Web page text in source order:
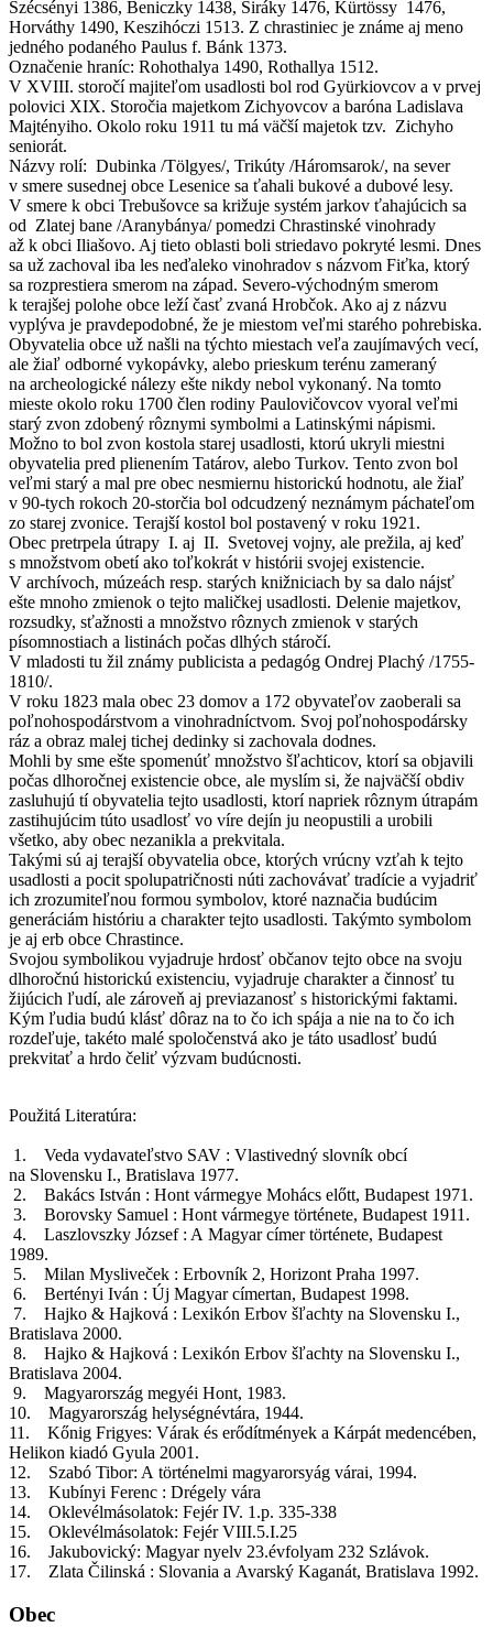
Szécsényi 1386, Beniczky 1438, Siráky 1476, Kürtössy 1476,
Horváthy 1490, Keszihóczi 1513. Z chrastiniec je známe aj meno
jedného podaného Paulus f. Bánk 1373.
Označenie hraníc: Rohothalya 1490, Rothallya 1512.
V XVIII. storočí majiteľom usadlosti bol rod Gyürkiovcov a v prvej
polovici XIX. Storočia majetkom Zichyovcov a baróna Ladislava
Majtényiho. Okolo roku 1911 tu má väčší majetok tzv. Zichyho
seniorát.
Názvy rolí: Dubinka /Tölgyes/, Trikúty /Háromsarok/, na sever
v smere susednej obce Lesenice sa ťahali bukové a dubové lesy.
V smere k obci Trebušovce sa križuje systém jarkov ťahajúcich sa
od Zlatej bane /Aranybánya/ pomedzi Chrastinské vinohrady
až k obci Iliašovo. Aj tieto oblasti boli striedavo pokryté lesmi. Dnes
sa už zachoval iba les neďaleko vinohradov s názvom Fiťka, ktorý
sa rozprestiera smerom na západ. Severo-východným smerom
k terajšej polohe obce leží časť zvaná Hrobčok. Ako aj z názvu
vyplýva je pravdepodobné, že je miestom veľmi starého pohrebiska.
Obyvatelia obce už našli na týchto miestach veľa zaujímavých vecí,
ale žiaľ odborné vykopávky, alebo prieskum terénu zameraný
na archeologické nálezy ešte nikdy nebol vykonaný. Na tomto
mieste okolo roku 1700 člen rodiny Paulovičovcov vyoral veľmi
starý zvon zdobený rôznymi symbolmi a Latinskými nápismi.
Možno to bol zvon kostola starej usadlosti, ktorú ukryli miestni
obyvatelia pred plienením Tatárov, alebo Turkov. Tento zvon bol
veľmi starý a mal pre obec nesmiernu historickú hodnotu, ale žiaľ
v 90-tych rokoch 20-storčia bol odcudzený neznámym páchateľom
zo starej zvonice. Terajší kostol bol postavený v roku 1921.
Obec pretrpela útrapy I. aj II. Svetovej vojny, ale prežila, aj keď
s množstvom obetí ako toľkokrát v histórii svojej existencie.
V archívoch, múzeách resp. starých knižniciach by sa dalo nájsť
ešte mnoho zmienok o tejto maličkej usadlosti. Delenie majetkov,
rozsudky, sťažnosti a množstvo rôznych zmienok v starých
písomnostiach a listinách počas dlhých stáročí.
V mladosti tu žil známy publicista a pedagóg Ondrej Plachý /1755-
1810/.
V roku 1823 mala obec 23 domov a 172 obyvateľov zaoberali sa
poľnohospodárstvom a vinohradníctvom. Svoj poľnohospodársky
ráz a obraz malej tichej dedinky si zachovala dodnes.
Mohli by sme ešte spomenúť množstvo šľachticov, ktorí sa objavili
počas dlhoročnej existencie obce, ale myslím si, že najväčší obdiv
zasluhujú tí obyvatelia tejto usadlosti, ktorí napriek rôznym útrapám
zastihujúcim túto usadlosť vo víre dejín ju neopustili a urobili
všetko, aby obec nezanikla a prekvitala.
Takými sú aj terajší obyvatelia obce, ktorých vrúcny vzťah k tejto
usadlosti a pocit spolupatričnosti núti zachovávať tradície a vyjadriť
ich zrozumiteľnou formou symbolov, ktoré naznačia budúcim
generáciám históriu a charakter tejto usadlosti. Takýmto symbolom
je aj erb obce Chrastince.
Svojou symbolikou vyjadruje hrdosť občanov tejto obce na svoju
dlhoročnú historickú existenciu, vyjadruje charakter a činnosť tu
žijúcich ľudí, ale zároveň aj previazanosť s historickými faktami.
Kým ľudia budú klásť dôraz na to čo ich spája a nie na to čo ich
rozdeľuje, takéto malé spoločenstvá ako je táto usadlosť budú
prekvitať a hrdo čeliť výzvam budúcnosti.
Použitá Literatúra:
1. Veda vydavateľstvo SAV : Vlastivedný slovník obcí
na Slovensku I., Bratislava 1977.
2. Bakács István : Hont vármegye Mohács előtt, Budapest 1971.
3. Borovsky Samuel : Hont vármegye története, Budapest 1911.
4. Laszlovszky József : A Magyar címer története, Budapest
1989.
5. Milan Mysliveček : Erbovník 2, Horizont Praha 1997.
6. Bertényi Iván : Új Magyar címertan, Budapest 1998.
7. Hajko & Hajková : Lexikón Erbov šľachty na Slovensku I.,
Bratislava 2000.
8. Hajko & Hajková : Lexikón Erbov šľachty na Slovensku I.,
Bratislava 2004.
9. Magyarország megyéi Hont, 1983.
10. Magyarország helységnévtára, 1944.
11. Kőnig Frigyes: Várak és erődítmények a Kárpát medencében,
Helikon kiadó Gyula 2001.
12. Szabó Tibor: A történelmi magyarorsyág várai, 1994.
13. Kubínyi Ferenc : Drégely vára
14. Oklevélmásolatok: Fejér IV. 1.p. 335-338
15. Oklevélmásolatok: Fejér VIII.5.I.25
16. Jakubovický: Magyar nyelv 23.évfolyam 232 Szlávok.
17. Zlata Čilinská : Slovania a Avarský Kaganát, Bratislava 1992.
Obec